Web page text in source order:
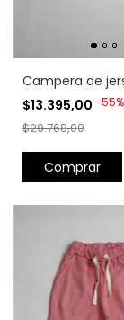
Campera de
$13.395,00 -55%
$29.768,00
Comprar